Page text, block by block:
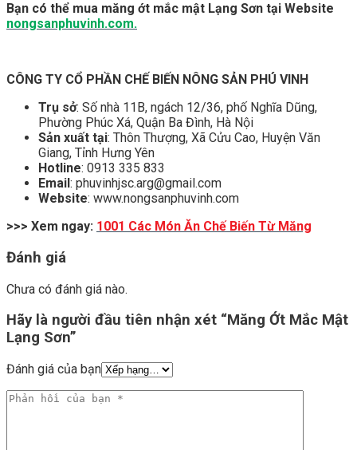
Bạn có thể mua măng ớt mắc mật Lạng Sơn tại Website
nongsanphuvinh.com.
CÔNG TY CỔ PHẦN CHẾ BIẾN NÔNG SẢN PHÚ VINH
Trụ sở: Số nhà 11B, ngách 12/36, phố Nghĩa Dũng,
Phường Phúc Xá, Quận Ba Đình, Hà Nội
Sản xuất tại: Thôn Thượng, Xã Cửu Cao, Huyện Văn
Giang, Tỉnh Hưng Yên
Hotline: 0913 335 833
Email: phuvinhjsc.arg@gmail.com
Website: www.nongsanphuvinh.com
>>> Xem ngay: 1001 Các Món Ăn Chế Biến Từ Măng
Đánh giá
Chưa có đánh giá nào.
Hãy là người đầu tiên nhận xét “Măng Ớt Mắc Mật
Lạng Sơn”
Đánh giá của bạn